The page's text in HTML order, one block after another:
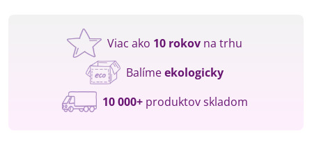
Viac ako 10 rokov na trhu
Balímeekologicky
10 000+produktov skladom